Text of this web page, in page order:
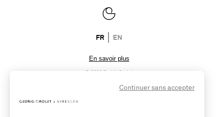
Continuer sans accepter
FR EN
© 2026 Cedric Grolet